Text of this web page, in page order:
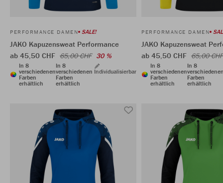
PERFORMANCE DAMEN SALE!
JAKO Kapuzensweat Performance
ab 45,50 CHF 65,00 CHF 30 %
In 8
verschiedenen
Farben
erhältlich
In 8
verschiedenen
Farben
erhältlich
Individualisierbar
PERFORMANCE DAMEN
JAKO Kapuzensweat
ab 45,50 CHF 65,00 CHF
In 8
verschiedenen
Farben
erhältlich
In 8
Farben
erhältlich